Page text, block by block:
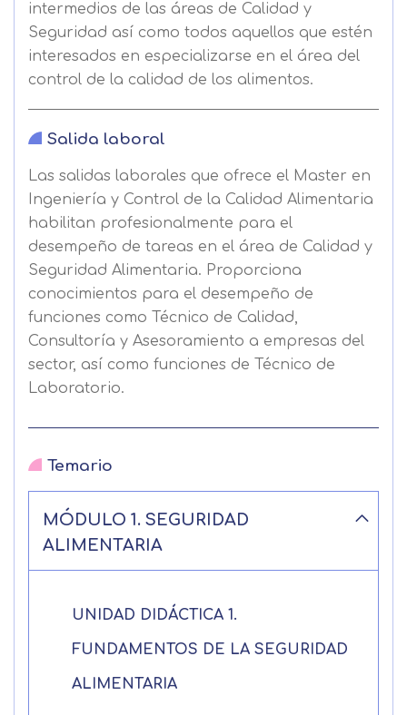
intermedios de las áreas de Calidad y
Seguridad así como todos aquellos que estén
interesados en especializarse en el área del
control de la calidad de los alimentos.
Salida laboral
Las salidas laborales que ofrece el Master en
Ingeniería y Control de la Calidad Alimentaria
habilitan profesionalmente para el
desempeño de tareas en el área de Calidad y
Seguridad Alimentaria. Proporciona
conocimientos para el desempeño de
funciones como Técnico de Calidad,
Consultoría y Asesoramiento a empresas del
sector, así como funciones de Técnico de
Laboratorio.
Temario
MÓDULO 1. SEGURIDAD
ALIMENTARIA
UNIDAD DIDÁCTICA 1.
FUNDAMENTOS DE LA SEGURIDAD
ALIMENTARIA